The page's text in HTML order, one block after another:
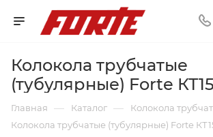
Колокола трубчатые
(тубулярные) Forte
Главная — Каталог — Колокола
Колокола трубчатые (тубулярные) Forte